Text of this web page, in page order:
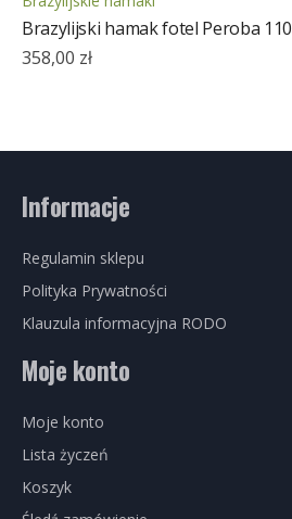
Brazylijski hamak fotel Peroba 110
358,00 zł
Informacje
Regulamin sklepu
Polityka Prywatności
Klauzula informacyjna RODO
Moje konto
Moje konto
Lista życzeń
Koszyk